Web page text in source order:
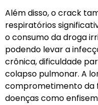
Além disso, o crack
respiratórios
o consumo da droga
podendo levar a
crônica, dificuldade
colapso pulmonar. A
comprometimento da
doenças como